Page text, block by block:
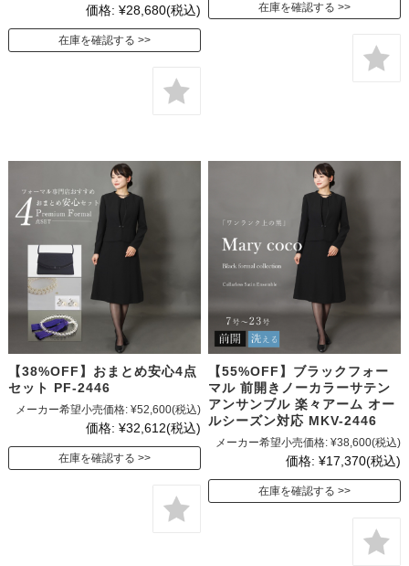
価格: ¥28,680(税込)
在庫を確認する
在庫を確認する
【38%OFF】おまとめ安心4点
セット PF-2446
メーカー希望小売価格: ¥52,600(税込)
価格: ¥32,612(税込)
在庫を確認する
【55%OFF】ブラックフォー
マル 前開きノーカラーサテン
アンサンブル 楽々アーム オー
ルシーズン対応 MKV-2446
メーカー希望小売価格: ¥38,600(税込)
価格: ¥17,370(税込)
在庫を確認する